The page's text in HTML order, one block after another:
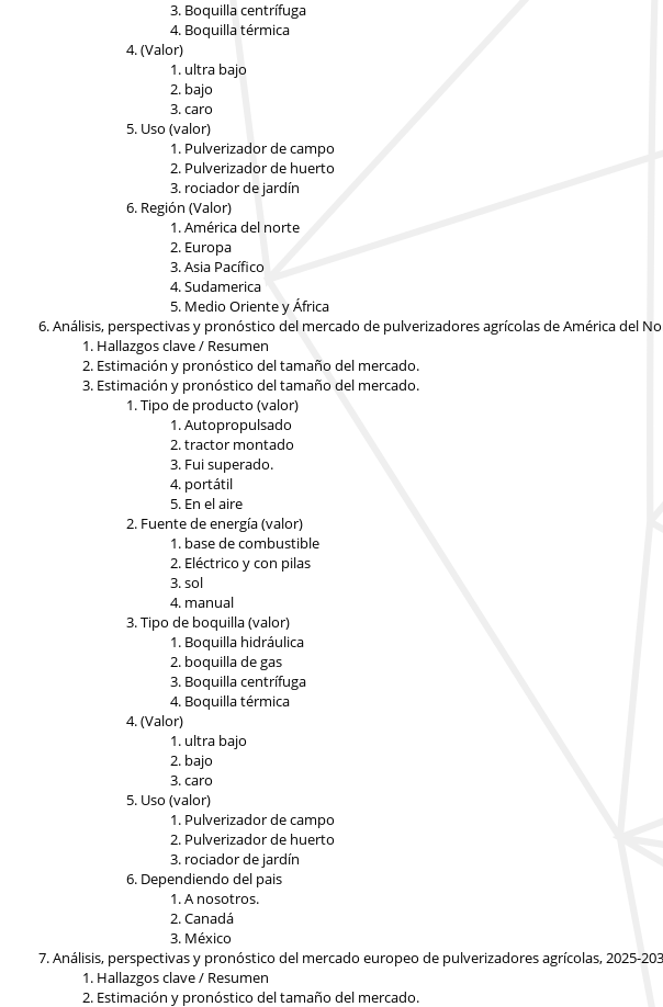
Boquilla centrífuga
Boquilla térmica
(Valor)
ultra bajo
bajo
caro
Uso (valor)
Pulverizador de campo
Pulverizador de huerto
rociador de jardín
Región (Valor)
América del norte
Europa
Asia Pacífico
Sudamerica
Medio Oriente y África
Análisis, perspectivas y pronóstico del mercado de pulverizadores agrícolas de América del
Hallazgos clave / Resumen
Estimación y pronóstico del tamaño del mercado.
Estimación y pronóstico del tamaño del mercado.
Tipo de producto (valor)
Autopropulsado
tractor montado
Fui superado.
portátil
En el aire
Fuente de energía (valor)
base de combustible
Eléctrico y con pilas
sol
manual
Tipo de boquilla (valor)
Boquilla hidráulica
boquilla de gas
Boquilla centrífuga
Boquilla térmica
(Valor)
ultra bajo
bajo
caro
Uso (valor)
Pulverizador de campo
Pulverizador de huerto
rociador de jardín
Dependiendo del pais
A nosotros.
Canadá
México
Análisis, perspectivas y pronóstico del mercado europeo de pulverizadores agrícolas, 2025-
Hallazgos clave / Resumen
Estimación y pronóstico del tamaño del mercado.